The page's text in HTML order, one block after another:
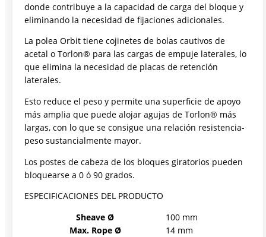
donde contribuye a la capacidad de carga del bloque y
eliminando la necesidad de fijaciones adicionales.
La polea Orbit tiene cojinetes de bolas cautivos de
acetal o Torlon® para las cargas de empuje laterales, lo
que elimina la necesidad de placas de retención
laterales.
Esto reduce el peso y permite una superficie de apoyo
más amplia que puede alojar agujas de Torlon® más
largas, con lo que se consigue una relación resistencia-
peso sustancialmente mayor.
Los postes de cabeza de los bloques giratorios pueden
bloquearse a 0 ó 90 grados.
ESPECIFICACIONES DEL PRODUCTO
Sheave Ø
100 mm
Max. Rope Ø
14 mm